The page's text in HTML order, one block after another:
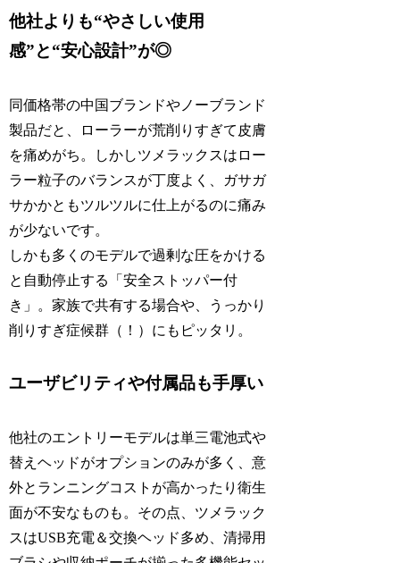
他社よりも“やさしい使用
感”と“安心設計”が◎
同価格帯の中国ブランドやノーブランド
製品だと、ローラーが荒削りすぎて皮膚
を痛めがち。しかしツメラックスはロー
ラー粒子のバランスが丁度よく、ガサガ
サかかともツルツルに仕上がるのに痛み
が少ないです。
しかも多くのモデルで過剰な圧をかける
と自動停止する「安全ストッパー付
き」。家族で共有する場合や、うっかり
削りすぎ症候群（！）にもピッタリ。
ユーザビリティや付属品も手厚い
他社のエントリーモデルは単三電池式や
替えヘッドがオプションのみが多く、意
外とランニングコストが高かったり衛生
面が不安なものも。その点、ツメラック
スはUSB充電＆交換ヘッド多め、清掃用